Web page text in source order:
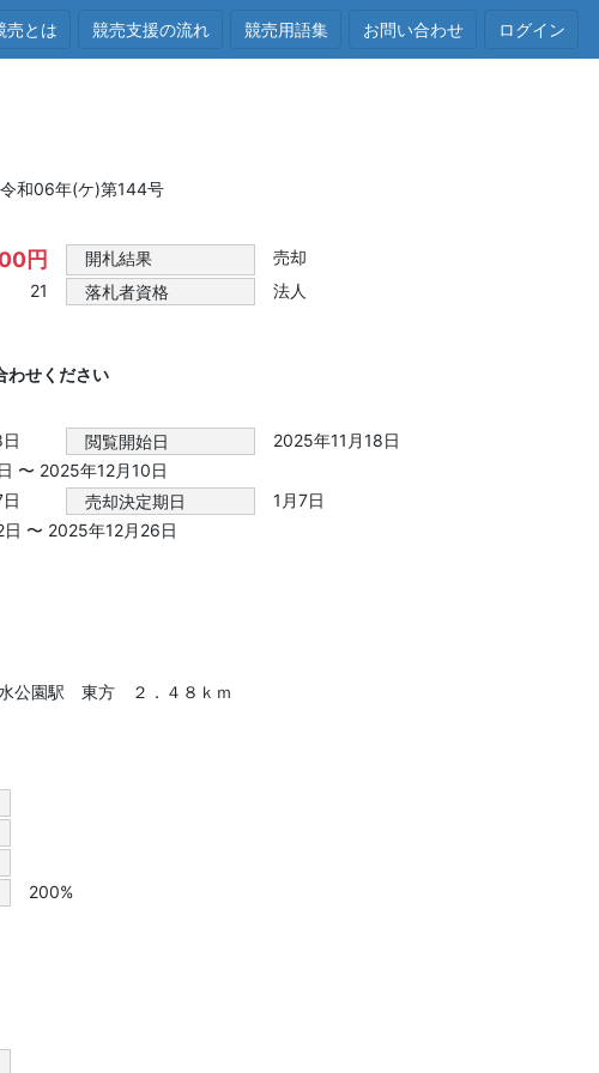
売とは 競売支援の流れ 競売用語集 お問い合わせ ログイン
和06年(ケ)第144号
円 開札結果
売却
21 落札者資格 法人
わせください
閲覧開始日
2025年11月18日
〜 2025年12月10日
売却決定期日
1月7日
〜 2025年12月26日
公園駅 東方 ２．４８ｋｍ
200%